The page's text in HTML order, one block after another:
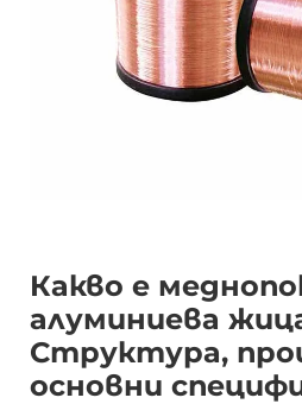
Какво е
алуминиева
Структура,
основни